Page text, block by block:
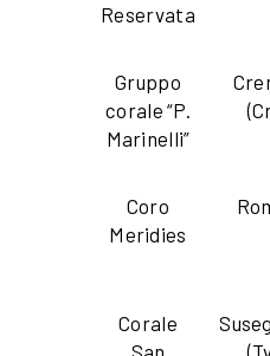
Reservata
Gruppo
corale “P.
Marinelli”
Coro
Meridies
Corale
San